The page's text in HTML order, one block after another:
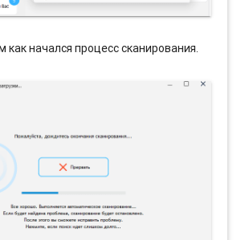
начался процесс сканирования.